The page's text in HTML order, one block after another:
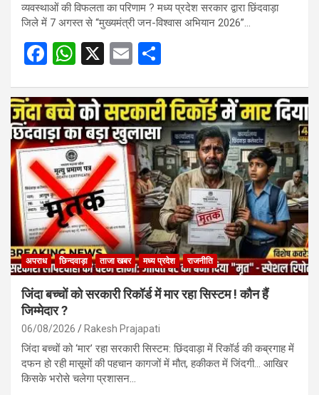
व्यवस्थाओं की विफलता का परिणाम ? मध्य प्रदेश सरकार द्वारा छिंदवाड़ा
जिले में 7 अगस्त से “मुख्यमंत्री जन-विश्वास अभियान 2026”…
F
ce
b
o
o
k
W
at
s
A
p
p
X
E
ail ar
e
अपराध छिन्दवाड़ा ताजा खबर मध्य प्रदेश राजनीति
जिंदा बच्चों को सरकारी रिकॉर्ड में मार रहा सिस्टम ! कौन हैं
जिम्मेदार ?
06/08/2026 Rakesh Prajapati
जिंदा बच्चों को ‘मार’ रहा सरकारी सिस्टम: छिंदवाड़ा में रिकॉर्ड की कब्रगाह में
दफन हो रही मासूमों की पहचान कागजों में मौत, हकीकत में जिंदगी… आखिर
किसके भरोसे चलेगा प्रशासन…